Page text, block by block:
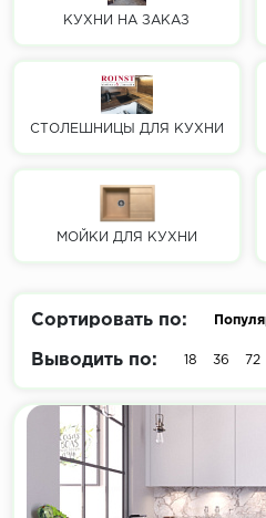
КУХНИ НА ЗАКАЗ
СТОЛЕШНИЦЫ ДЛЯ КУХНИ
МОЙКИ ДЛЯ КУХНИ
Сортировать по:
Выводить по: 18 36 72